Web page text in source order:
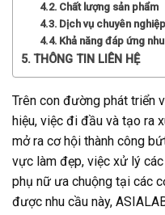
Chất lượng sản phẩm
Dịch vụ chuyên nghiệp
Khả năng đáp ứng
THÔNG TIN LIÊN HỆ
Trên con đường phát triển
hiệu, việc đi đầu và tạo ra
mở ra cơ hội thành công
vực làm đẹp, việc xử lý
phụ nữ ưa chuộng tại các
được nhu cầu này,